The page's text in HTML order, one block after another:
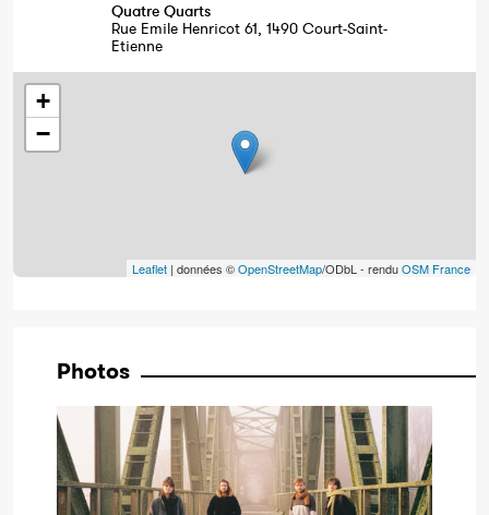
Quatre Quarts
Rue Emile Henricot 61, 1490 Court-Saint-
Etienne
+
−
Leaflet | données ©OpenStreetMap/ODbL - renduOSM France
Photos